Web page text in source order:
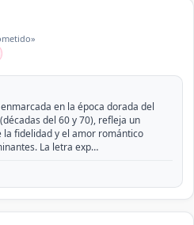
en la época dorada del
del 60 y 70), refleja un
fidelidad y el amor romántico
La letra exp…